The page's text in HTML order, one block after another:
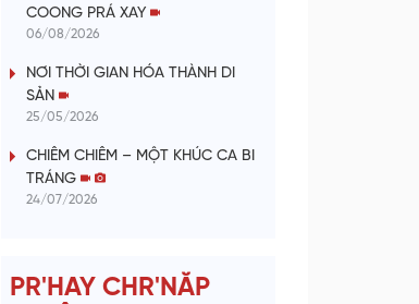
i
d
COONG PRÁ XAY
06/08/2026
NƠI THỜI GIAN HÓA THÀNH DI
SẢN
25/05/2026
CHIÊM CHIÊM – MỘT KHÚC CA BI
TRÁNG
24/07/2026
PR'HAY CHR'NĂP